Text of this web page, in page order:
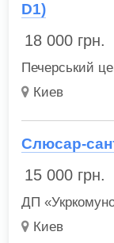
D1)
18 000 грн.
Печерський
Киев
Слюсар-
15 000 грн.
ДП
Киев